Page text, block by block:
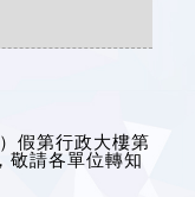
假第行政大樓第
敬請各單位轉知